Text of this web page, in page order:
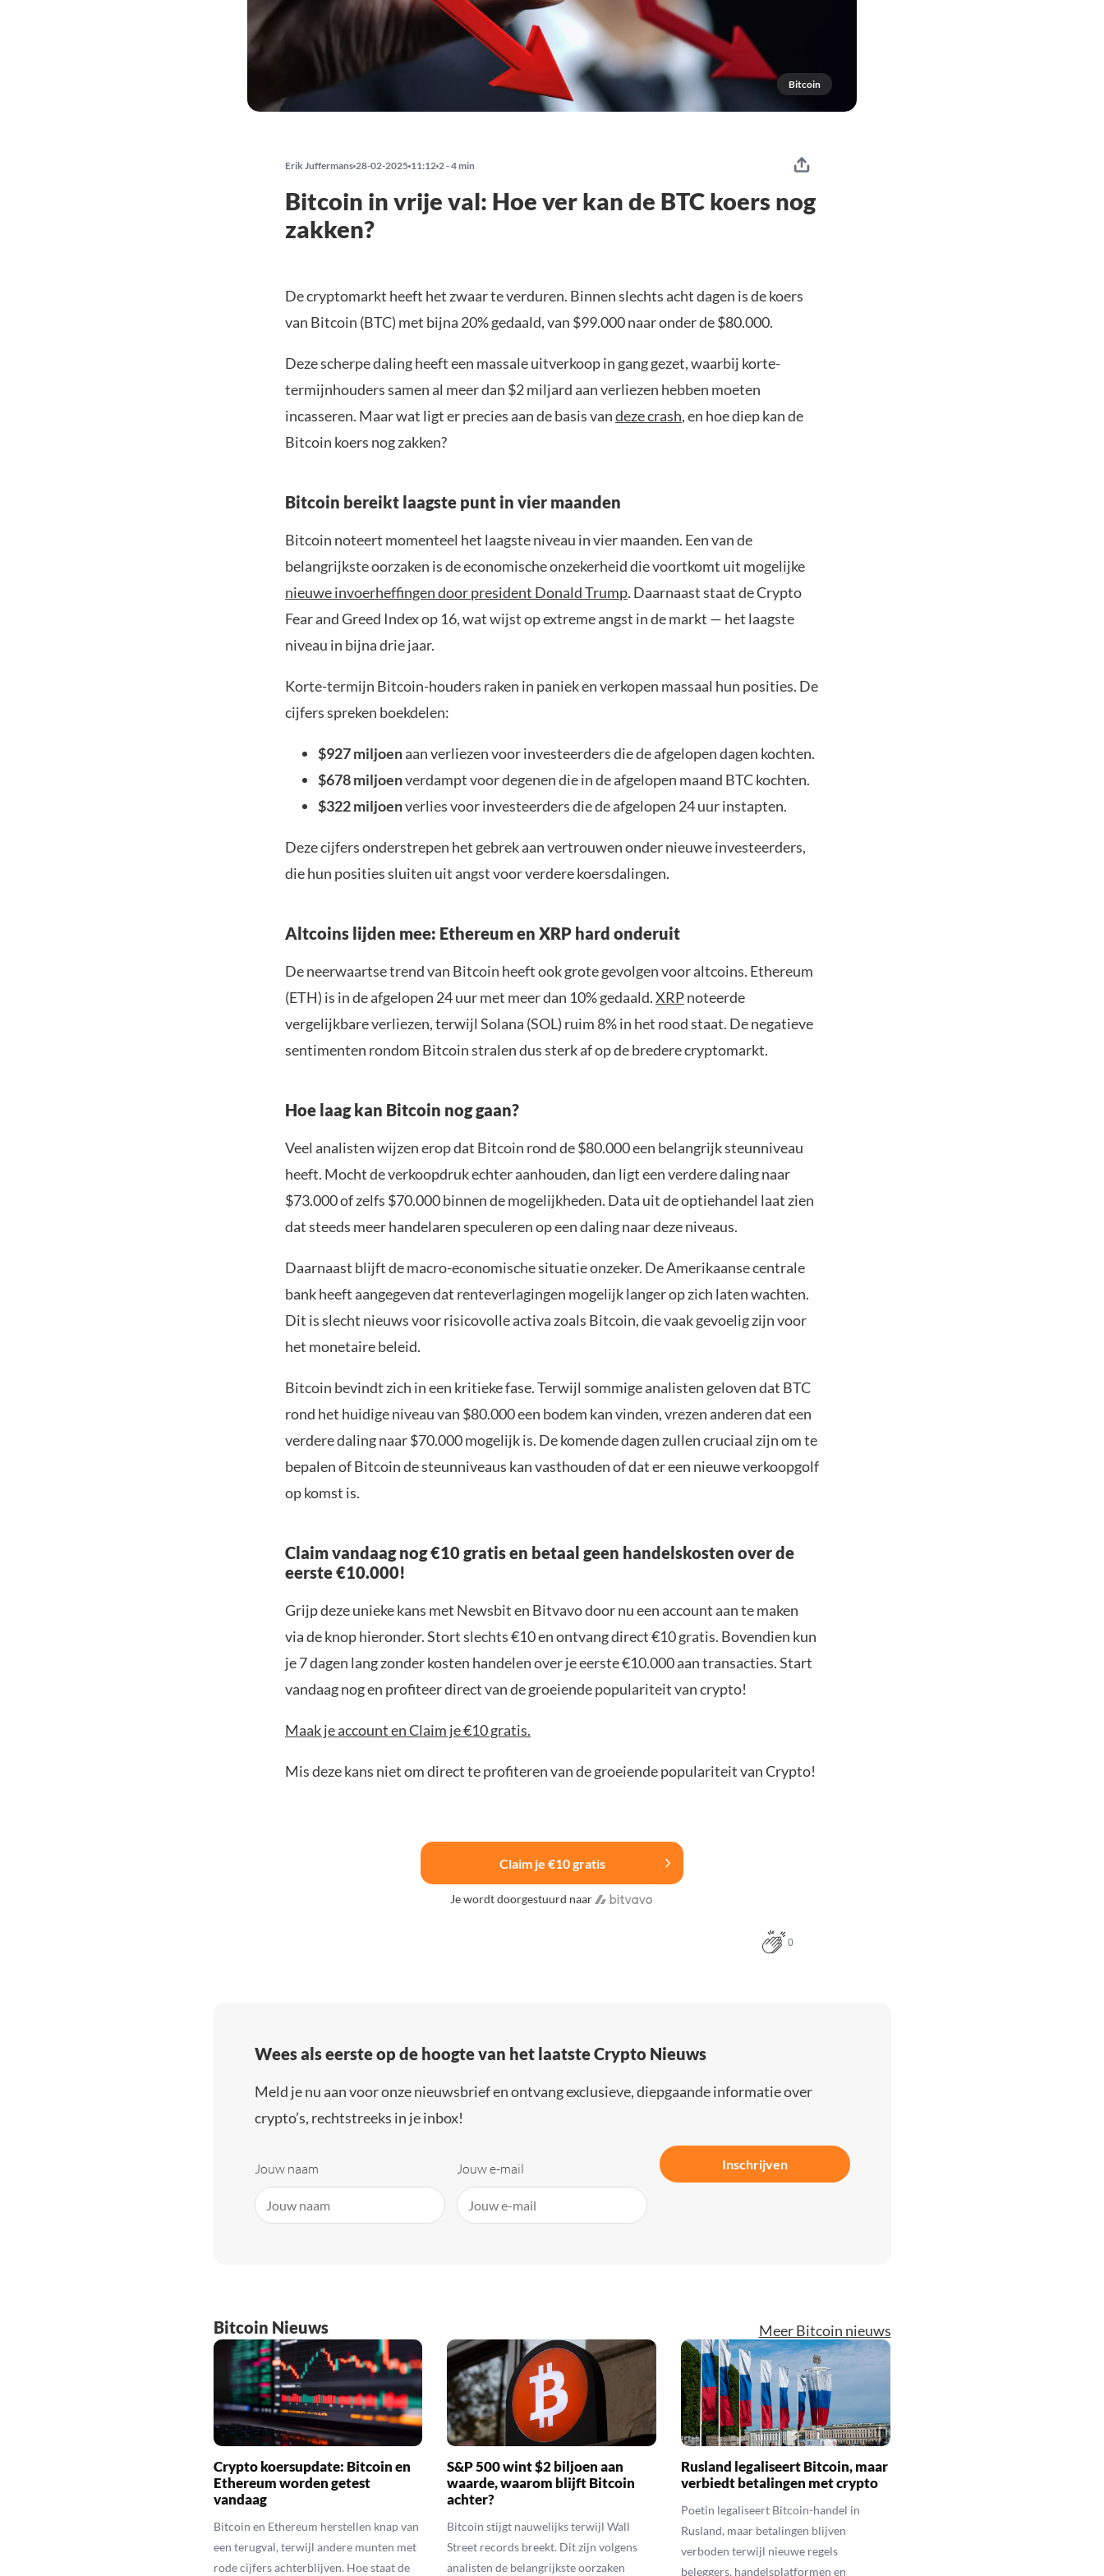
Bitcoin
Erik Juffermans 28-02-2025 11:12 2 - 4 min
Bitcoin in vrije val: Hoe ver kan de BTC koers nog
zakken?
De cryptomarkt heeft het zwaar te verduren. Binnen slechts acht dagen is de koers
van Bitcoin (BTC) met bijna 20% gedaald, van $99.000 naar onder de $80.000.
Deze scherpe daling heeft een massale uitverkoop in gang gezet, waarbij korte-
termijnhouders samen al meer dan $2 miljard aan verliezen hebben moeten
incasseren. Maar wat ligt er precies aan de basis vandeze crash, en hoe diep kan de
Bitcoin koers nog zakken?
Bitcoin bereikt laagste punt in vier maanden
Bitcoin noteert momenteel het laagste niveau in vier maanden. Een van de
belangrijkste oorzaken is de economische onzekerheid die voortkomt uit mogelijke
nieuwe invoerheffingen door president Donald Trump. Daarnaast staat de Crypto
Fear and Greed Index op 16, wat wijst op extreme angst in de markt — het laagste
niveau in bijna drie jaar.
Korte-termijn Bitcoin-houders raken in paniek en verkopen massaal hun posities. De
cijfers spreken boekdelen:
$927 miljoenaan verliezen voor investeerders die de afgelopen dagen kochten.
$678 miljoenverdampt voor degenen die in de afgelopen maand BTC kochten.
$322 miljoenverlies voor investeerders die de afgelopen 24 uur instapten.
Deze cijfers onderstrepen het gebrek aan vertrouwen onder nieuwe investeerders,
die hun posities sluiten uit angst voor verdere koersdalingen.
Altcoins lijden mee: Ethereum en XRP hard onderuit
De neerwaartse trend van Bitcoin heeft ook grote gevolgen voor altcoins. Ethereum
(ETH) is in de afgelopen 24 uur met meer dan 10% gedaald.XRPnoteerde
vergelijkbare verliezen, terwijl Solana (SOL) ruim 8% in het rood staat. De negatieve
sentimenten rondom Bitcoin stralen dus sterk af op de bredere cryptomarkt.
Hoe laag kan Bitcoin nog gaan?
Veel analisten wijzen erop dat Bitcoin rond de $80.000 een belangrijk steunniveau
heeft. Mocht de verkoopdruk echter aanhouden, dan ligt een verdere daling naar
$73.000 of zelfs $70.000 binnen de mogelijkheden. Data uit de optiehandel laat zien
dat steeds meer handelaren speculeren op een daling naar deze niveaus.
Daarnaast blijft de macro-economische situatie onzeker. De Amerikaanse centrale
bank heeft aangegeven dat renteverlagingen mogelijk langer op zich laten wachten.
Dit is slecht nieuws voor risicovolle activa zoals Bitcoin, die vaak gevoelig zijn voor
het monetaire beleid.
Bitcoin bevindt zich in een kritieke fase. Terwijl sommige analisten geloven dat BTC
rond het huidige niveau van $80.000 een bodem kan vinden, vrezen anderen dat een
verdere daling naar $70.000 mogelijk is. De komende dagen zullen cruciaal zijn om te
bepalen of Bitcoin de steunniveaus kan vasthouden of dat er een nieuwe verkoopgolf
op komst is.
Claim vandaag nog €10 gratis en betaal geen handelskosten over de
eerste €10.000!
Grijp deze unieke kans met Newsbit en Bitvavo door nu een account aan te maken
via de knop hieronder. Stort slechts €10 en ontvang direct €10 gratis. Bovendien kun
je 7 dagen lang zonder kosten handelen over je eerste €10.000 aan transacties. Start
vandaag nog en profiteer direct van de groeiende populariteit van crypto!
Maak je account en Claim je €10 gratis.
Mis deze kans niet om direct te profiteren van de groeiende populariteit van Crypto!
Claim je €10 gratis
Je wordt doorgestuurd naar
0
Wees als eerste op de hoogte van het laatste Crypto Nieuws
Meld je nu aan voor onze nieuwsbrief en ontvang exclusieve, diepgaande informatie over
crypto’s, rechtstreeks in je inbox!
Jouw naam Jouw e-mail Inschrijven
Bitcoin Nieuws Meer Bitcoin nieuws
Crypto koersupdate: Bitcoin en
Ethereum worden getest
vandaag
Bitcoin en Ethereum herstellen knap van
een terugval, terwijl andere munten met
rode cijfers achterblijven. Hoe staat de
S&P 500 wint $2 biljoen aan
waarde, waarom blijft Bitcoin
achter?
Bitcoin stijgt nauwelijks terwijl Wall
Street records breekt. Dit zijn volgens
analisten de belangrijkste oorzaken
Rusland legaliseert Bitcoin, maar
verbiedt betalingen met crypto
Poetin legaliseert Bitcoin-handel in
Rusland, maar betalingen blijven
verboden terwijl nieuwe regels
beleggers, handelsplatformen en